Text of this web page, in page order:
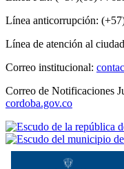
Línea anticorrupción:
Línea de atención al
Correo institucional:
Correo de Notificaciones
cordoba.gov.co